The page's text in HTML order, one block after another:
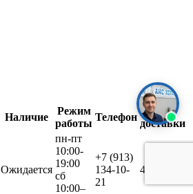
Наличие
Режим
работы
Телефон
Срок
доставки
Ожидается
пн-пт
10:00-
19:00
сб
10:00–
+7 (913)
134-10-
21
4 дня